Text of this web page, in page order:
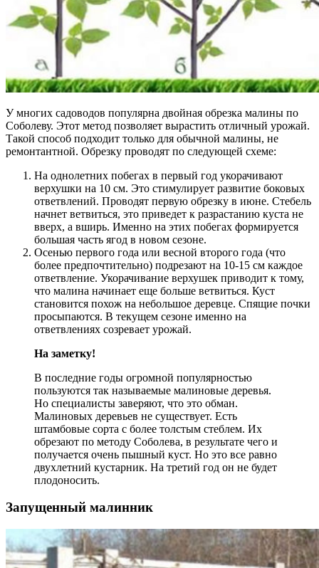
У многих садоводов популярна двойная обрезка малины по
Соболеву. Этот метод позволяет вырастить отличный урожай.
Такой способ подходит только для обычной малины, не
ремонтантной. Обрезку проводят по следующей схеме:
На однолетних побегах в первый год укорачивают
верхушки на 10 см. Это стимулирует развитие боковых
ответвлений. Проводят первую обрезку в июне. Стебель
начнет ветвиться, это приведет к разрастанию куста не
вверх, а вширь. Именно на этих побегах формируется
большая часть ягод в новом сезоне.
Осенью первого года или весной второго года (что
более предпочтительно) подрезают на 10-15 см каждое
ответвление. Укорачивание верхушек приводит к тому,
что малина начинает еще больше ветвиться. Куст
становится похож на небольшое деревце. Спящие почки
просыпаются. В текущем сезоне именно на
ответвлениях созревает урожай.
На заметку!
В последние годы огромной популярностью
пользуются так называемые малиновые деревья.
Но специалисты заверяют, что это обман.
Малиновых деревьев не существует. Есть
штамбовые сорта с более толстым стеблем. Их
обрезают по методу Соболева, в результате чего и
получается очень пышный куст. Но это все равно
двухлетний кустарник. На третий год он не будет
плодоносить.
Запущенный малинник